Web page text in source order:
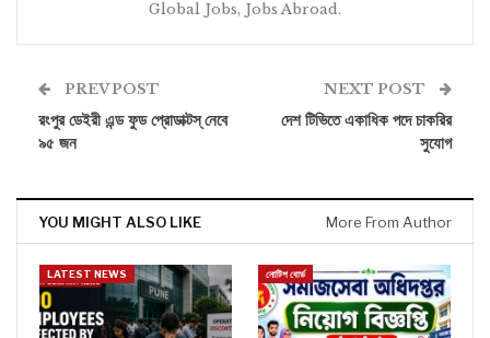
Global Jobs, Jobs Abroad.
PREV POST
রংপুর ডেইরী এন্ড ফুড প্রােডাক্টস্ নেবে
৯৫ জন
NEXT POST
দেশ টিভিতে একাধিক পদে চাকরির
সুযোগ
YOU MIGHT ALSO LIKE More From Author
LATEST NEWS নোটিশ বোর্ড